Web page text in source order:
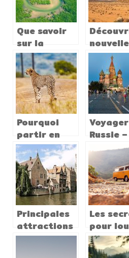
Que savoir
sur la
culture
sénégalaise ?
cultures
en
Pourquoi
partir en
vacances en
Afrique du
Sud ?
Russie –
vérifiez
quels
les
dont
avez
Principales
attractions
de la
Les
pour
9 places